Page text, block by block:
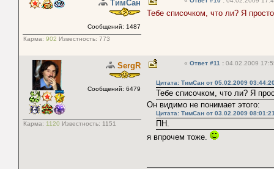
ТимСан
Сообщений: 1487
Карма: 902 Известность: 773
Тебе списочком, что ли? Я
SergR
Сообщений: 6479
Карма: 1120 Известность: 1151
« Ответ #11 : 04.02.2009
Цитата: ТимСан от 05.02.2009
Тебе списочком, что ли? Я
Он видимо не понимает этого:
Цитата: ТимСан от 03.02.2009
ПН.
я впрочем тоже.